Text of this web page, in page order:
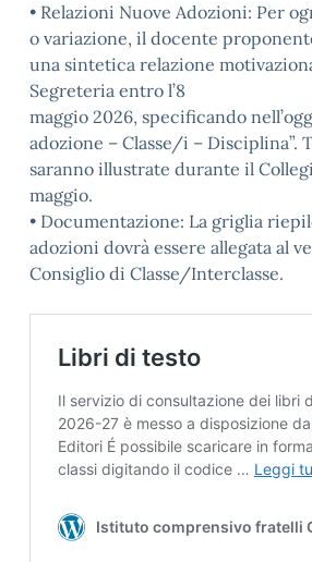
• Relazioni Nuove Adozioni: Per
o variazione, il docente
una sintetica relazione
Segreteria entro l’8
maggio 2026, specificando
adozione – Classe/i – Disciplina”.
saranno illustrate durante il
maggio.
• Documentazione: La griglia
adozioni dovrà essere allegata al
Consiglio di Classe/Interclasse.